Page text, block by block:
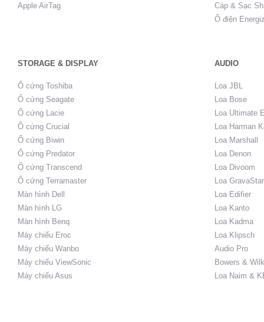
Apple AirTag
Cáp & Sạc
Ổ điện
STORAGE & DISPLAY AUDIO
Ổ cứng Toshiba
Ổ cứng Seagate
Ổ cứng Lacie
Ổ cứng Crucial
Ổ cứng Biwin
Ổ cứng Predator
Ổ cứng Transcend
Ổ cứng Terramaster
Màn hình Dell
Màn hình LG
Màn hình Benq
Máy chiếu Eroc
Máy chiếu Wanbo
Máy chiếu ViewSonic
Máy chiếu Asus
Loa JBL
Loa Bose
Loa Ultimate
Loa Harman
Loa Marshall
Loa Denon
Loa Divoom
Loa GravaStar
Loa Edifier
Loa Kanto
Loa Kadma
Loa Klipsch
Audio Pro
Bowers &
Loa Naim &